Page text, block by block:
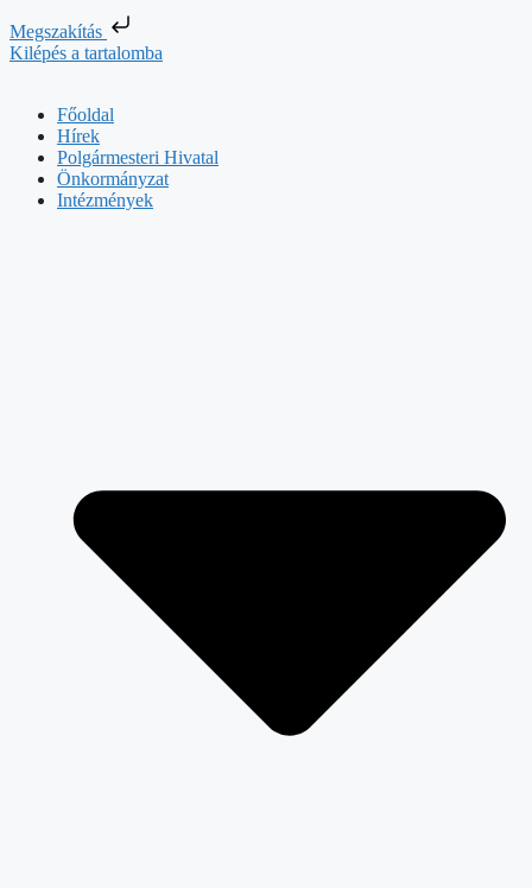
Megszakítás
Kilépés a tartalomba
Főoldal
Hírek
Polgármesteri Hivatal
Önkormányzat
Intézmények